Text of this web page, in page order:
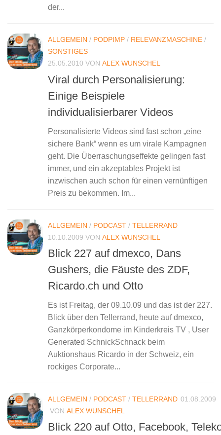
der...
ALLGEMEIN / PODPIMP / RELEVANZMASCHINE /
SONSTIGES
25.05.2010 VON ALEX WUNSCHEL
Viral durch Personalisierung:
Einige Beispiele
individualisierbarer Videos
Personalisierte Videos sind fast schon „eine
sichere Bank“ wenn es um virale Kampagnen
geht. Die Überraschungseffekte gelingen fast
immer, und ein akzeptables Projekt ist
inzwischen auch schon für einen vernünftigen
Preis zu bekommen. Im...
ALLGEMEIN / PODCAST / TELLERRAND
10.10.2009 VON ALEX WUNSCHEL
Blick 227 auf dmexco, Dans
Gushers, die Fäuste des ZDF,
Ricardo.ch und Otto
Es ist Freitag, der 09.10.09 und das ist der 227.
Blick über den Tellerrand, heute auf dmexco,
Ganzkörperkondome im Kinderkreis TV , User
Generated SchnickSchnack beim
Auktionshaus Ricardo in der Schweiz, ein
rockiges Corporate...
ALLGEMEIN / PODCAST / TELLERRAND 01.08.2009
VON ALEX WUNSCHEL
Blick 220 auf Otto, Facebook,